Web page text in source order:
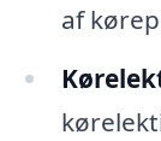
af